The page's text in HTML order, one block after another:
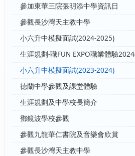
參加東華三院張明添中學資訊日
參觀長沙灣天主教中學
小六升中模擬面試(2024-2025)
生涯規劃-職FUN EXPO職業體驗
小六升中模擬面試(2023-2024)
德蘭中學參觀及課堂體驗
生涯規劃及中學校長簡介
鄧鏡波學校參觀
參觀九龍華仁書院及音樂會欣賞
參觀長沙灣天主教中學